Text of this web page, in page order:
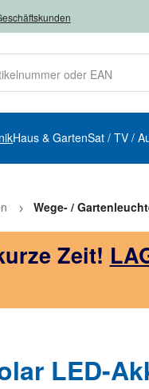
Haus & GartenSat / TV /
Wege- /
Zeit!
LED-